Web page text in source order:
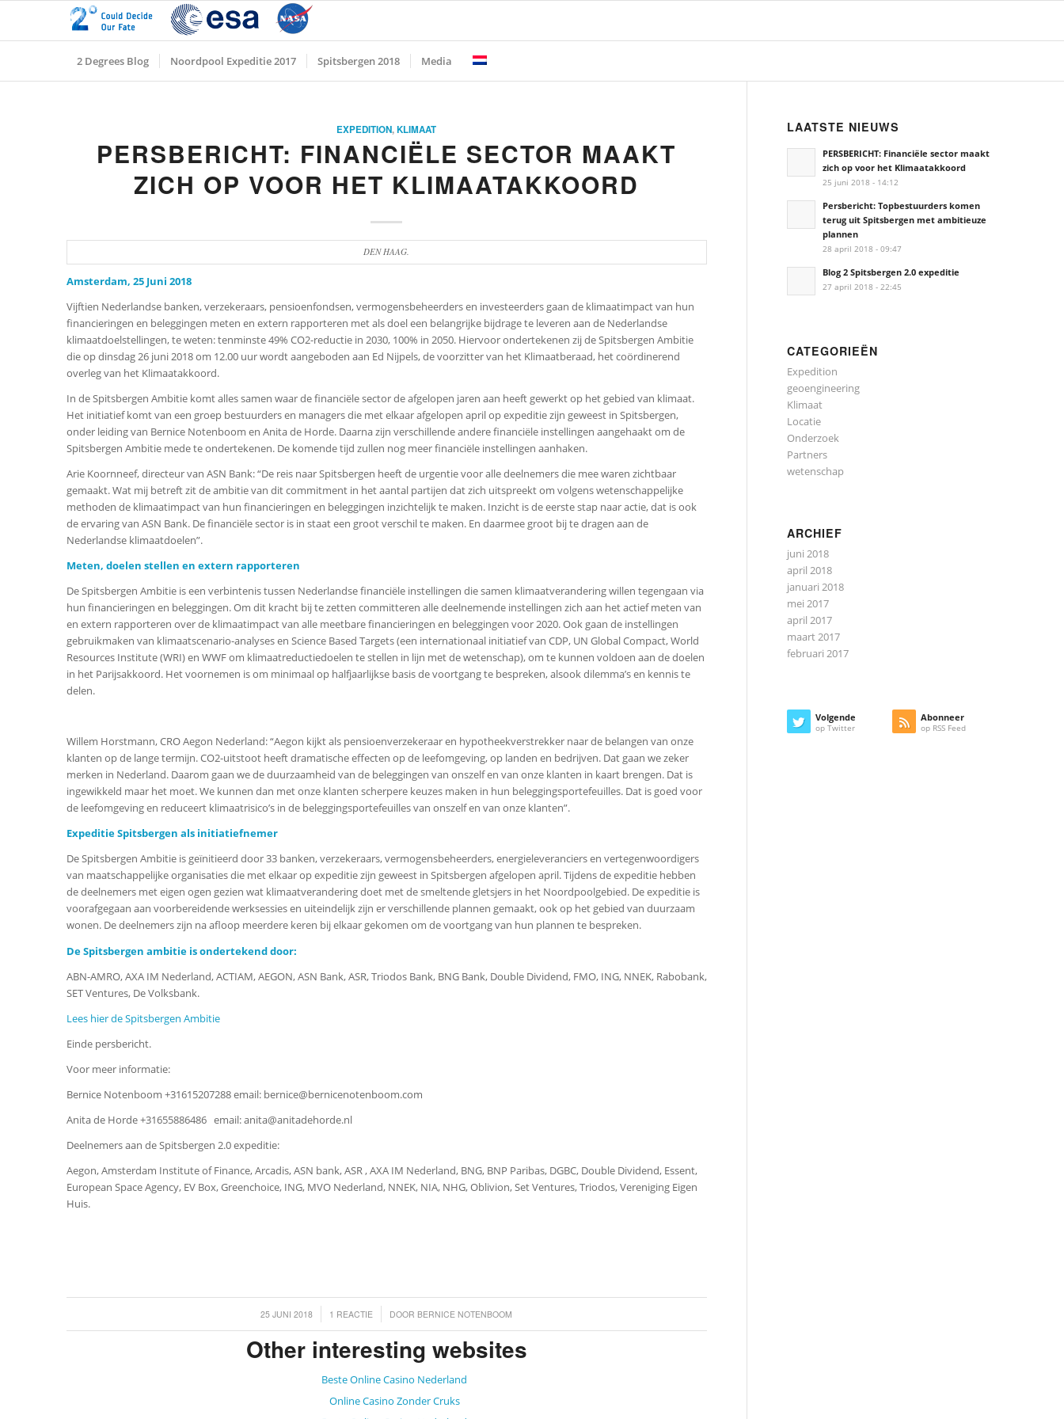
2 Degrees Blog Noordpool Expeditie 2017 Spitsbergen 2018 Media
EXPEDITION,KLIMAAT
PERSBERICHT: FINANCIËLE SECTOR MAAKT
ZICH OP VOOR HET KLIMAATAKKOORD
DEN HAAG.
Amsterdam, 25 Juni 2018
Vijftien Nederlandse banken, verzekeraars, pensioenfondsen, vermogensbeheerders en investeerders gaan de klimaatimpact van hun
financieringen en beleggingen meten en extern rapporteren met als doel een belangrijke bijdrage te leveren aan de Nederlandse
klimaatdoelstellingen, te weten: tenminste 49% CO2-reductie in 2030, 100% in 2050. Hiervoor ondertekenen zij de Spitsbergen Ambitie
die op dinsdag 26 juni 2018 om 12.00 uur wordt aangeboden aan Ed Nijpels, de voorzitter van het Klimaatberaad, het coördinerend
overleg van het Klimaatakkoord.
In de Spitsbergen Ambitie komt alles samen waar de financiële sector de afgelopen jaren aan heeft gewerkt op het gebied van klimaat.
Het initiatief komt van een groep bestuurders en managers die met elkaar afgelopen april op expeditie zijn geweest in Spitsbergen,
onder leiding van Bernice Notenboom en Anita de Horde. Daarna zijn verschillende andere financiële instellingen aangehaakt om de
Spitsbergen Ambitie mede te ondertekenen. De komende tijd zullen nog meer financiële instellingen aanhaken.
Arie Koornneef, directeur van ASN Bank: “De reis naar Spitsbergen heeft de urgentie voor alle deelnemers die mee waren zichtbaar
gemaakt. Wat mij betreft zit de ambitie van dit commitment in het aantal partijen dat zich uitspreekt om volgens wetenschappelijke
methoden de klimaatimpact van hun financieringen en beleggingen inzichtelijk te maken. Inzicht is de eerste stap naar actie, dat is ook
de ervaring van ASN Bank. De financiële sector is in staat een groot verschil te maken. En daarmee groot bij te dragen aan de
Nederlandse klimaatdoelen”.
Meten, doelen stellen en extern rapporteren
De Spitsbergen Ambitie is een verbintenis tussen Nederlandse financiële instellingen die samen klimaatverandering willen tegengaan via
hun financieringen en beleggingen. Om dit kracht bij te zetten committeren alle deelnemende instellingen zich aan het actief meten van
en extern rapporteren over de klimaatimpact van alle meetbare financieringen en beleggingen voor 2020. Ook gaan de instellingen
gebruikmaken van klimaatscenario-analyses en Science Based Targets (een internationaal initiatief van CDP, UN Global Compact, World
Resources Institute (WRI) en WWF om klimaatreductiedoelen te stellen in lijn met de wetenschap), om te kunnen voldoen aan de doelen
in het Parijsakkoord. Het voornemen is om minimaal op halfjaarlijkse basis de voortgang te bespreken, alsook dilemma’s en kennis te
delen.
Willem Horstmann, CRO Aegon Nederland: “Aegon kijkt als pensioenverzekeraar en hypotheekverstrekker naar de belangen van onze
klanten op de lange termijn. CO2-uitstoot heeft dramatische effecten op de leefomgeving, op landen en bedrijven. Dat gaan we zeker
merken in Nederland. Daarom gaan we de duurzaamheid van de beleggingen van onszelf en van onze klanten in kaart brengen. Dat is
ingewikkeld maar het moet. We kunnen dan met onze klanten scherpere keuzes maken in hun beleggingsportefeuilles. Dat is goed voor
de leefomgeving en reduceert klimaatrisico’s in de beleggingsportefeuilles van onszelf en van onze klanten”.
Expeditie Spitsbergen als initiatiefnemer
De Spitsbergen Ambitie is geïnitieerd door 33 banken, verzekeraars, vermogensbeheerders, energieleveranciers en vertegenwoordigers
van maatschappelijke organisaties die met elkaar op expeditie zijn geweest in Spitsbergen afgelopen april. Tijdens de expeditie hebben
de deelnemers met eigen ogen gezien wat klimaatverandering doet met de smeltende gletsjers in het Noordpoolgebied. De expeditie is
voorafgegaan aan voorbereidende werksessies en uiteindelijk zijn er verschillende plannen gemaakt, ook op het gebied van duurzaam
wonen. De deelnemers zijn na afloop meerdere keren bij elkaar gekomen om de voortgang van hun plannen te bespreken.
De Spitsbergen ambitie is ondertekend door:
ABN-AMRO, AXA IM Nederland, ACTIAM, AEGON, ASN Bank, ASR, Triodos Bank, BNG Bank, Double Dividend, FMO, ING, NNEK, Rabobank,
SET Ventures, De Volksbank.
Lees hier de Spitsbergen Ambitie
Einde persbericht.
Voor meer informatie:
Bernice Notenboom +31615207288 email: bernice@bernicenotenboom.com
Anita de Horde +31655886486 email:anita@anitadehorde.nl
Deelnemers aan de Spitsbergen 2.0 expeditie:
Aegon, Amsterdam Institute of Finance, Arcadis, ASN bank, ASR , AXA IM Nederland, BNG, BNP Paribas, DGBC, Double Dividend, Essent,
European Space Agency, EV Box, Greenchoice, ING, MVO Nederland, NNEK, NIA, NHG, Oblivion, Set Ventures, Triodos, Vereniging Eigen
Huis.
25 JUNI 2018
/ 1 REACTIE
/ DOOR BERNICE NOTENBOOM
Other interesting websites
Beste Online Casino Nederland
Online Casino Zonder Cruks
LAATSTE NIEUWS
PERSBERICHT: Financiële sector maakt
zich op voor het Klimaatakkoord
25 juni 2018 - 14:12
Persbericht: Topbestuurders komen
terug uit Spitsbergen met ambitieuze
plannen
28 april 2018 - 09:47
Blog 2 Spitsbergen 2.0 expeditie
27 april 2018 - 22:45
CATEGORIEËN
Expedition
geoengineering
Klimaat
Locatie
Onderzoek
Partners
wetenschap
ARCHIEF
juni 2018
april 2018
januari 2018
mei 2017
april 2017
maart 2017
februari 2017
Volgende
op Twitter
Abonneer
op RSS Feed